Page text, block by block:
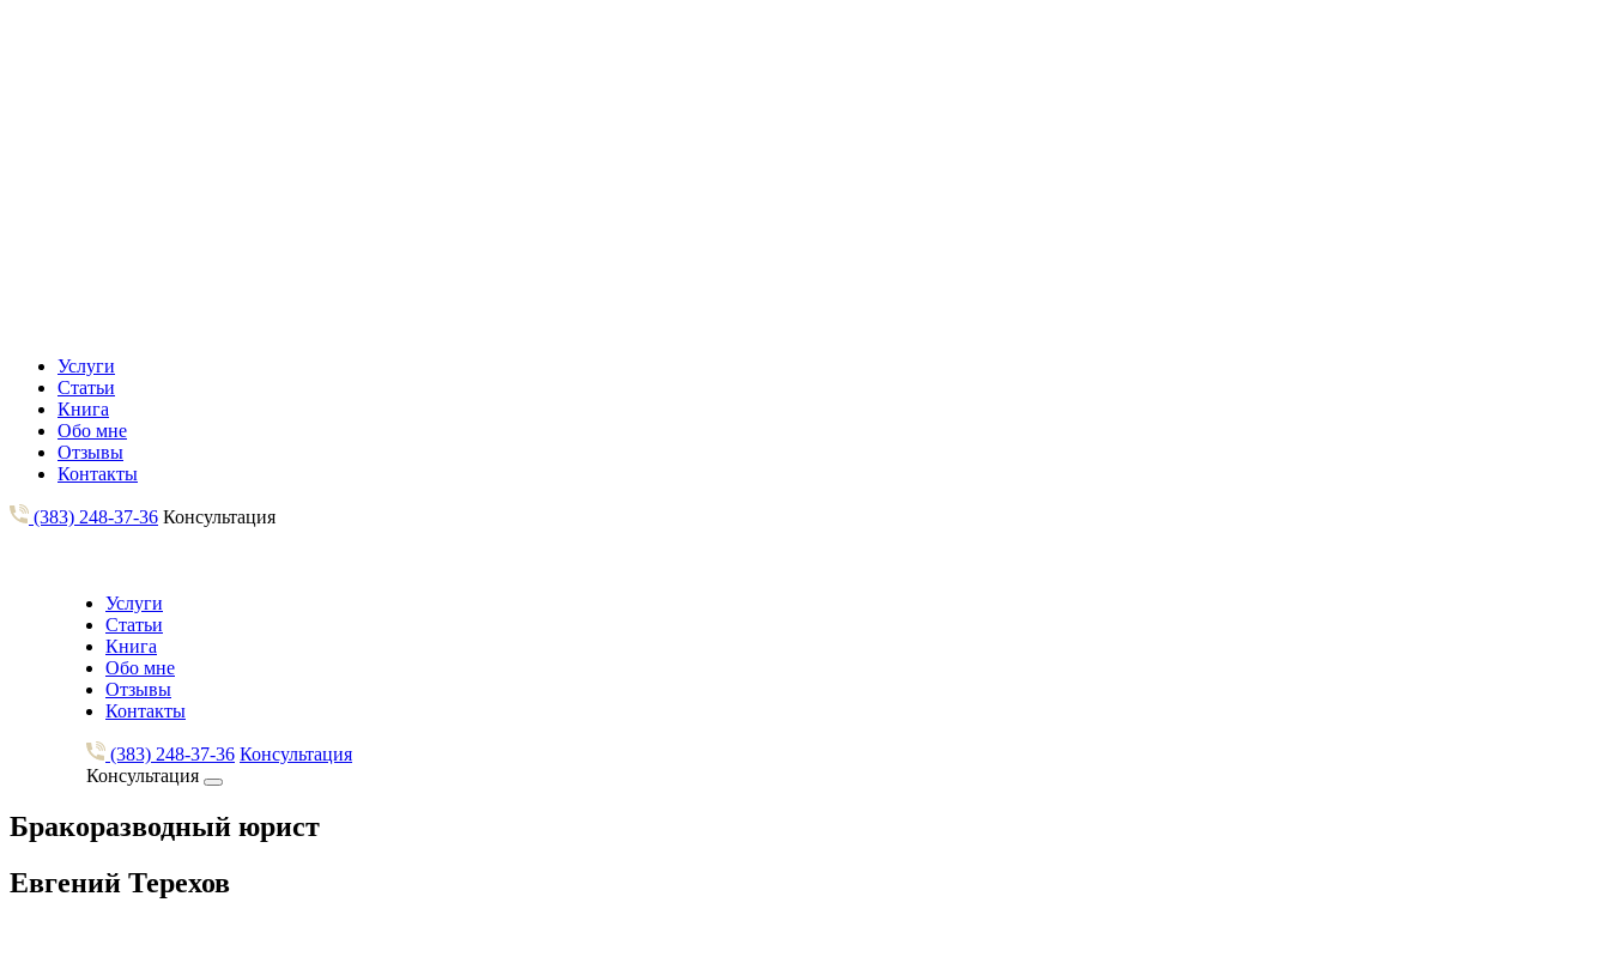
Услуги
Статьи
Книга
Обо мне
Отзывы
Контакты
(383) 248-37-36 Консультация
Услуги
Статьи
Книга
Обо мне
Отзывы
Контакты
(383) 248-37-36 Консультация
Консультация
Бракоразводный юрист
Евгений Терехов